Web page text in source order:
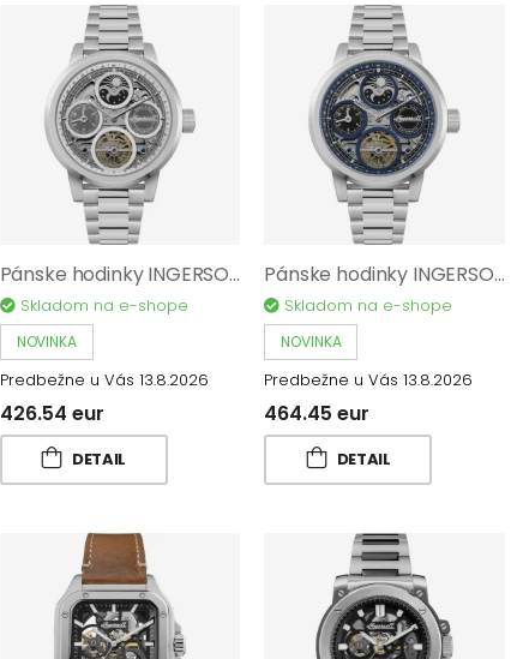
Pánske hodinky INGERSOLL The Arc I16002
Skladom na e-shope
NOVINKA
Predbežne u Vás 13.8.2026
426.54 eur
DETAIL
Pánske hodinky INGERSOLL The Arc I16003
Skladom na e-shope
NOVINKA
Predbežne u Vás 13.8.2026
464.45 eur
DETAIL